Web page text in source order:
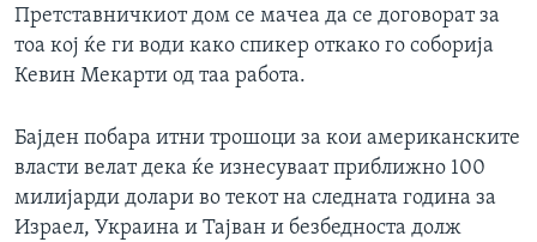
Претставничкиот дом се мачеа да се договорат за
тоа кој ќе ги води како спикер откако го соборија
Кевин Мекарти од таа работа.
Бајден побара итни трошоци за кои американските
власти велат дека ќе изнесуваат приближно 100
милијарди долари во текот на следната година за
Израел, Украина и Тајван и безбедноста долж